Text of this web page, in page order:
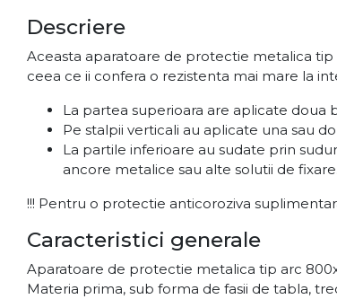
Descriere
Aceasta aparatoare de protectie metalica
ceea ce ii confera o rezistenta mai mare la
La partea superioara are aplicate doua
Pe stalpii verticali au aplicate una sau
La partile inferioare au sudate prin
ancore metalice sau alte solutii de fixare.
!!! Pentru o protectie anticoroziva
Caracteristici generale
Aparatoare de protectie metalica tip arc
Materia prima, sub forma de fasii de tabla,